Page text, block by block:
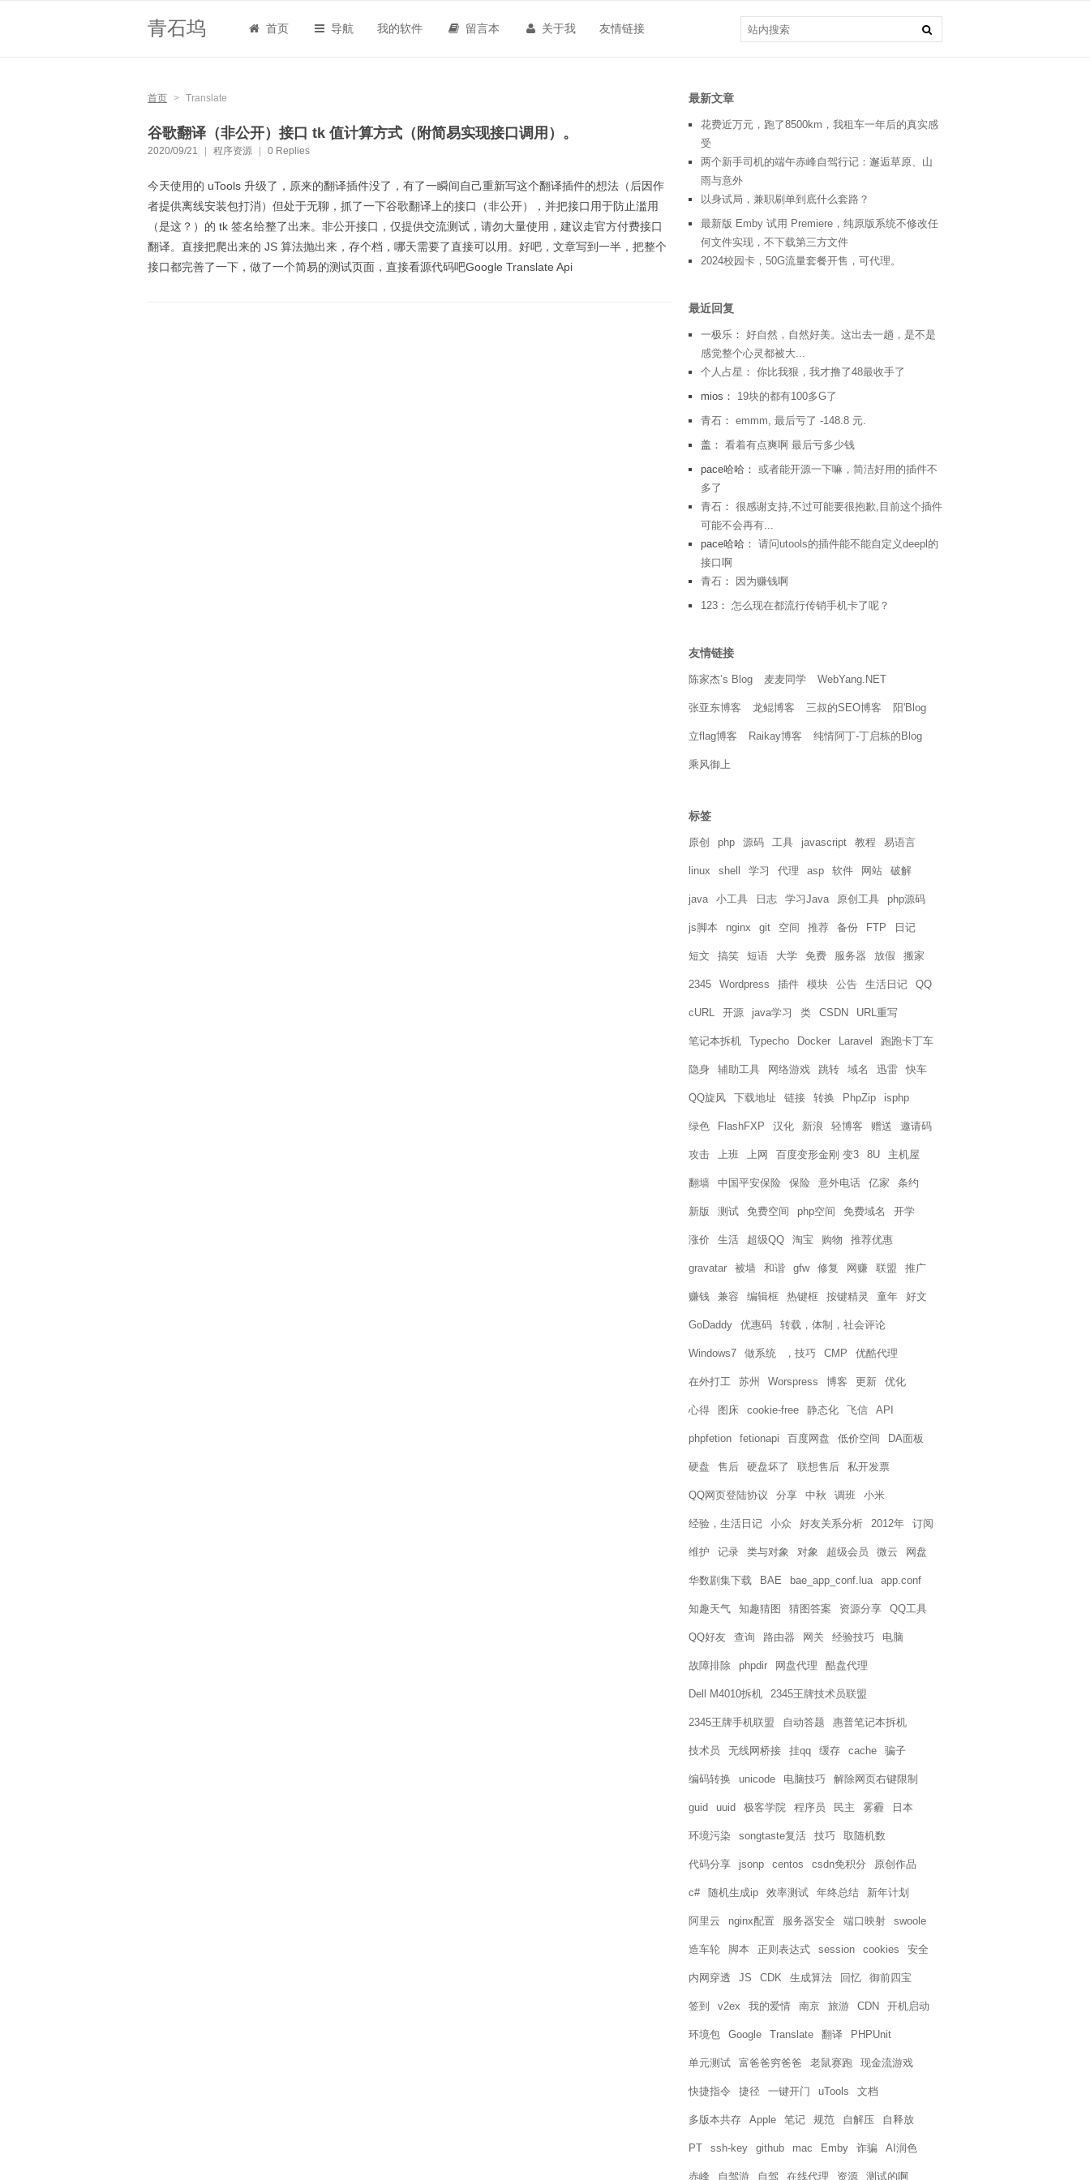
青石坞 首页 导航 我的软件 留言本 关于我 友情链接
首页 > Translate
谷歌翻译（非公开）接口 tk 值计算方式（附简易实现接口调用）。
2020/09/21 程序资源 0 Replies
今天使用的 uTools 升级了，原来的翻译插件没了，有了一瞬间自己重新写这个翻译插件的想法（后因作
者提供离线安装包打消）但处于无聊，抓了一下谷歌翻译上的接口（非公开），并把接口用于防止滥用
（是这？）的 tk 签名给整了出来。非公开接口，仅提供交流测试，请勿大量使用，建议走官方付费接口
翻译。直接把爬出来的 JS 算法抛出来，存个档，哪天需要了直接可以用。好吧，文章写到一半，把整个
接口都完善了一下，做了一个简易的测试页面，直接看源代码吧Google Translate Api
最新文章
花费近万元，跑了8500km，我租车一年后的真实感
受
两个新手司机的端午赤峰自驾行记：邂逅草原、山
雨与意外
以身试局，兼职刷单到底什么套路？
最新版 Emby 试用 Premiere，纯原版系统不修改任
何文件实现，不下载第三方文件
2024校园卡，50G流量套餐开售，可代理。
最近回复
一极乐： 好自然，自然好美。这出去一趟，是不是
感觉整个心灵都被大...
个人占星 ： 你比我狠，我才撸了48最收手了
mios： 19块的都有100多G了
青石： emmm, 最后亏了 -148.8 元.
盖： 看着有点爽啊 最后亏多少钱
pace哈哈： 或者能开源一下嘛，简洁好用的插件不
多了
青石： 很感谢支持,不过可能要很抱歉,目前这个插件
可能不会再有...
pace哈哈： 请问utools的插件能不能自定义deepl的
接口啊
青石：
因为赚钱啊
123： 怎么现在都流行传销手机卡了呢？
友情链接
陈家杰’s Blog 麦麦同学 WebYang.NET
张亚东博客 龙鲲博客 三叔的SEO博客 阳'Blog
立flag博客 Raikay博客 纯情阿丁-丁启栋的Blog
乘风御上
标签
原创 php 源码 工具 javascript 教程 易语言
linux shell 学习 代理 asp 软件 网站 破解
java 小工具 日志 学习Java 原创工具 php源码
js脚本 nginx git 空间 推荐 备份 FTP 日记
短文 搞笑 短语 大学 免费 服务器 放假 搬家
2345 Wordpress 插件 模块 公告 生活日记 QQ
cURL 开源 java学习 类 CSDN URL重写
笔记本拆机 Typecho Docker Laravel 跑跑卡丁车
隐身 辅助工具 网络游戏 跳转 域名 迅雷 快车
QQ旋风 下载地址 链接 转换 PhpZip isphp
绿色 FlashFXP 汉化 新浪 轻博客 赠送 邀请码
攻击 上班 上网 百度变形金刚 变3 8U 主机屋
翻墙 中国平安保险 保险 意外电话 亿家 条约
新版 测试 免费空间 php空间 免费域名 开学
涨价 生活 超级QQ 淘宝 购物 推荐优惠
gravatar 被墙 和谐 gfw 修复 网赚 联盟 推广
赚钱 兼容 编辑框 热键框 按键精灵 童年 好文
GoDaddy 优惠码 转载，体制，社会评论
Windows7 做系统 ，技巧 CMP 优酷代理
在外打工 苏州 Worspress 博客 更新 优化
心得 图床 cookie-free 静态化 飞信 API
phpfetion fetionapi 百度网盘 低价空间 DA面板
硬盘 售后 硬盘坏了 联想售后 私开发票
QQ网页登陆协议 分享 中秋 调班 小米
经验，生活日记 小众 好友关系分析 2012年 订阅
维护 记录 类与对象 对象 超级会员 微云 网盘
华数剧集下载 BAE bae_app_conf.lua app.conf
知趣天气 知趣猜图 猜图答案 资源分享 QQ工具
QQ好友 查询 路由器 网关 经验技巧 电脑
故障排除 phpdir 网盘代理 酷盘代理
Dell M4010拆机 2345王牌技术员联盟
2345王牌手机联盟 自动答题 惠普笔记本拆机
技术员 无线网桥接 挂qq 缓存 cache 骗子
编码转换 unicode 电脑技巧 解除网页右键限制
guid uuid 极客学院 程序员 民主 雾霾 日本
环境污染 songtaste复活 技巧 取随机数
代码分享 jsonp centos csdn免积分 原创作品
c# 随机生成ip 效率测试 年终总结 新年计划
阿里云 nginx配置 服务器安全 端口映射 swoole
造车轮 脚本 正则表达式 session cookies 安全
内网穿透 JS CDK 生成算法 回忆 御前四宝
签到 v2ex 我的爱情 南京 旅游 CDN 开机启动
环境包 Google Translate 翻译 PHPUnit
单元测试 富爸爸穷爸爸 老鼠赛跑 现金流游戏
快捷指令 捷径 一键开门 uTools 文档
多版本共存 Apple 笔记 规范 自解压 自释放
PT ssh-key github mac Emby 诈骗 AI润色
赤峰 自驾游 自驾 在线代理 资源 测试的啊